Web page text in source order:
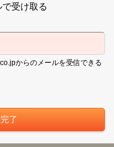
受け取る
からのメールを受信できる